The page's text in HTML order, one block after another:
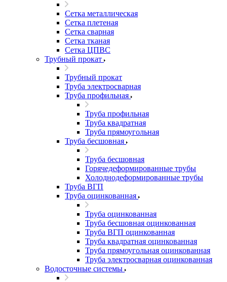
Сетка металлическая
Сетка плетеная
Сетка сварная
Сетка тканая
Сетка ЦПВС
Трубный прокат
Трубный прокат
Труба электросварная
Труба профильная
Труба профильная
Труба квадратная
Труба прямоугольная
Труба бесшовная
Труба бесшовная
Горячедеформированные трубы
Холоднодеформированные трубы
Труба ВГП
Труба оцинкованная
Труба оцинкованная
Труба бесшовная оцинкованная
Труба ВГП оцинкованная
Труба квадратная оцинкованная
Труба прямоугольная оцинкованная
Труба электросварная оцинкованная
Водосточные системы